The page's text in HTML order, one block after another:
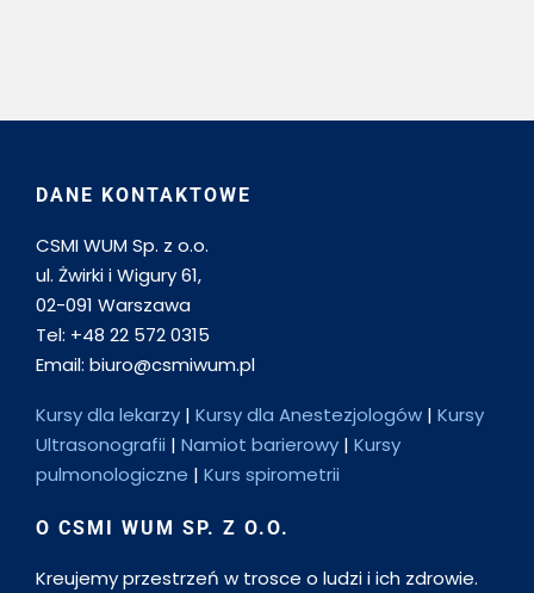
DANE KONTAKTOWE
CSMI WUM Sp. z o.o.
ul. Żwirki i Wigury 61,
02-091 Warszawa
Tel: +48 22 572 0315
Email: biuro@csmiwum.pl
Kursy dla lekarzy | Kursy dla Anestezjologów | Kursy
Ultrasonografii | Namiot barierowy | Kursy
pulmonologiczne | Kurs spirometrii
O CSMI WUM SP. Z O.O.
Kreujemy przestrzeń w trosce o ludzi i ich zdrowie.